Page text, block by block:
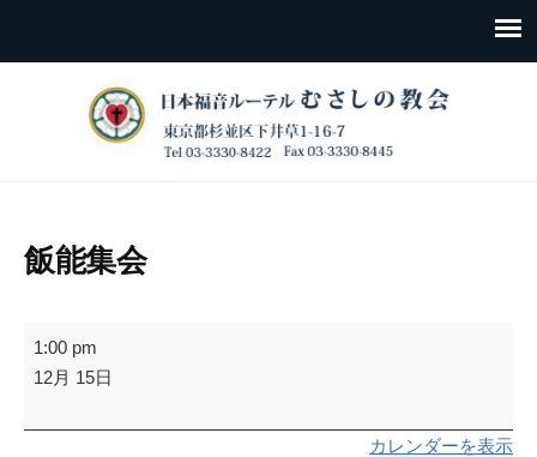
飯能集会
飯
能
会
1:00 pm
12月 15日
カレンダーを表示